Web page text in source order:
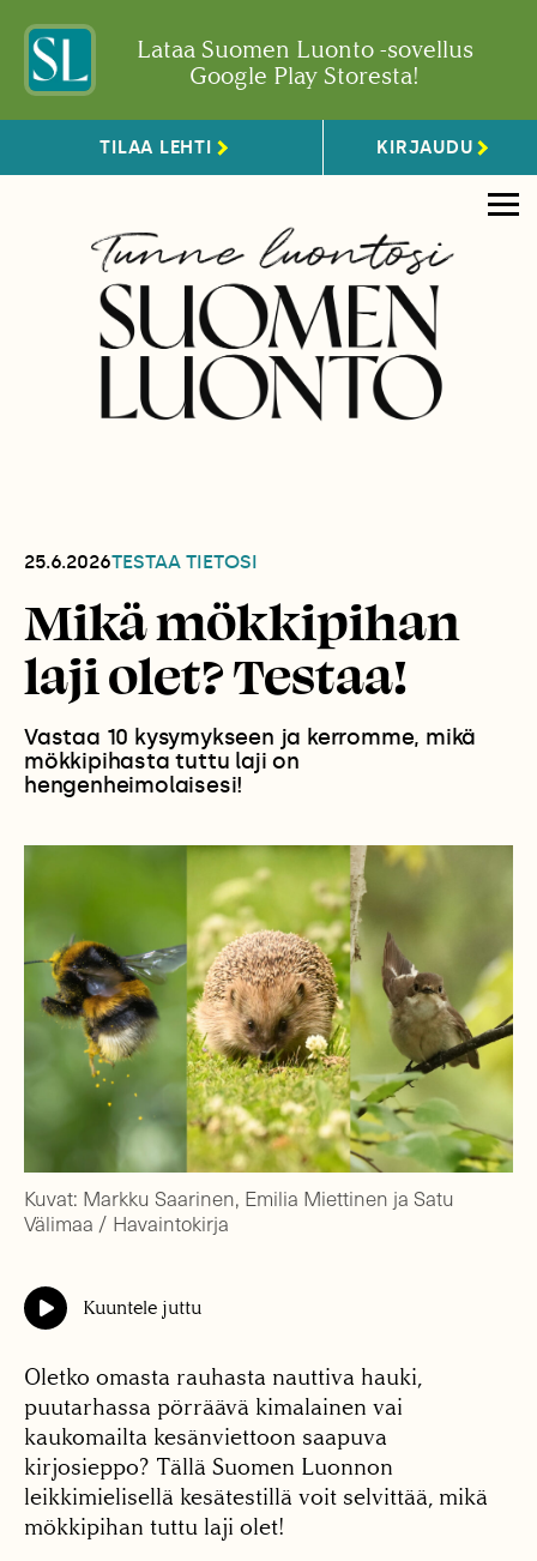
Lataa Suomen Luonto -sovellus
Google Play Storesta!
TILAA LEHTI KIRJAUDU
25.6.2026TESTAA TIETOSI
Mikä mökkipihan
laji olet? Testaa!
Vastaa 10 kysymykseen ja kerromme, mikä
mökkipihasta tuttu laji on
hengenheimolaisesi!
Kuvat: Markku Saarinen, Emilia Miettinen ja Satu
Välimaa / Havaintokirja
Kuuntele juttu
Oletko omasta rauhasta nauttiva hauki,
puutarhassa pörräävä kimalainen vai
kaukomailta kesänviettoon saapuva
kirjosieppo? Tällä Suomen Luonnon
leikkimielisellä kesätestillä voit selvittää, mikä
mökkipihan tuttu laji olet!